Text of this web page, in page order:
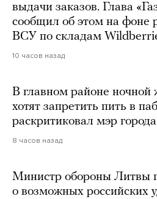
выдачи заказов. Глава
сообщил об этом на фоне
ВСУ по складам
10 часов назад
В главном районе
хотят запретить пить в
раскритиковал мэр
8 часов назад
Министр обороны Литвы
о возможных российских